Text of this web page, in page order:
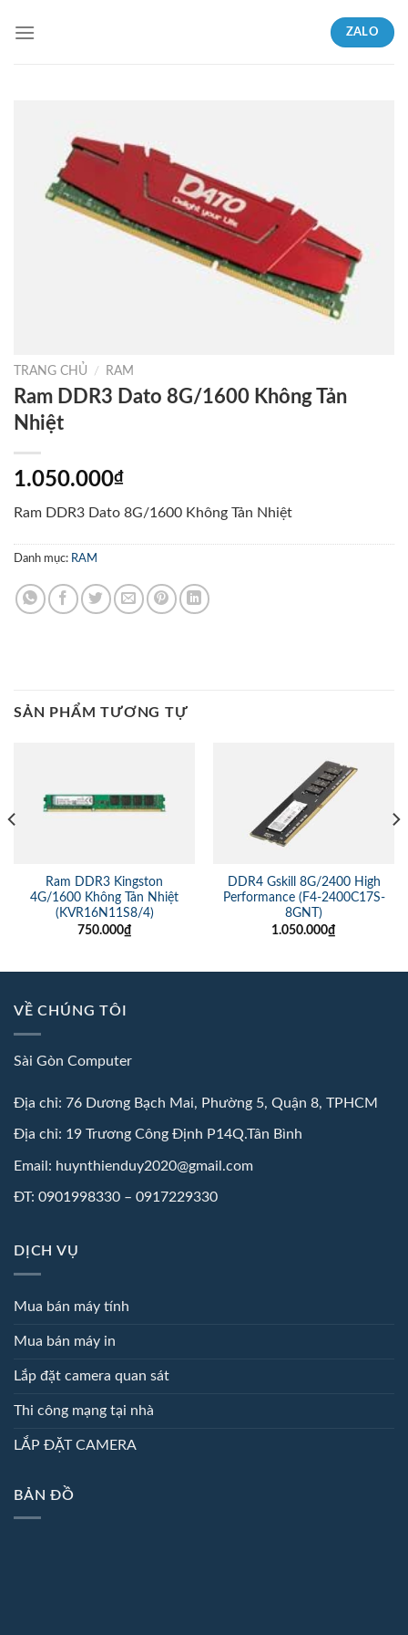
ZALO
TRANG CHỦ / RAM
Ram DDR3 Dato 8G/1600 Không Tản
Nhiệt
1.050.000₫
Ram DDR3 Dato 8G/1600 Không Tản Nhiệt
Danh mục: RAM
SẢN PHẨM TƯƠNG TỰ
Ram DDR3 Kingston
4G/1600 Không Tản Nhiệt
(KVR16N11S8/4)
750.000₫
DDR4 Gskill 8G/2400 High
Performance (F4-2400C17S-
8GNT)
1.050.000₫
VỀ CHÚNG TÔI
Sài Gòn Computer
Địa chỉ: 76 Dương Bạch Mai, Phường 5, Quận 8, TPHCM
Địa chỉ: 19 Trương Công Định P14Q.Tân Bình
Email: huynthienduy2020@gmail.com
ĐT: 0901998330 – 0917229330
DỊCH VỤ
Mua bán máy tính
Mua bán máy in
Lắp đặt camera quan sát
Thi công mạng tại nhà
LẮP ĐẶT CAMERA
BẢN ĐỒ